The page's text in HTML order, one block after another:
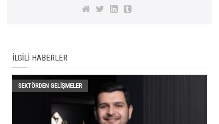
İLGILI HABERLER
SEKTÖRDEN GELIŞMELER